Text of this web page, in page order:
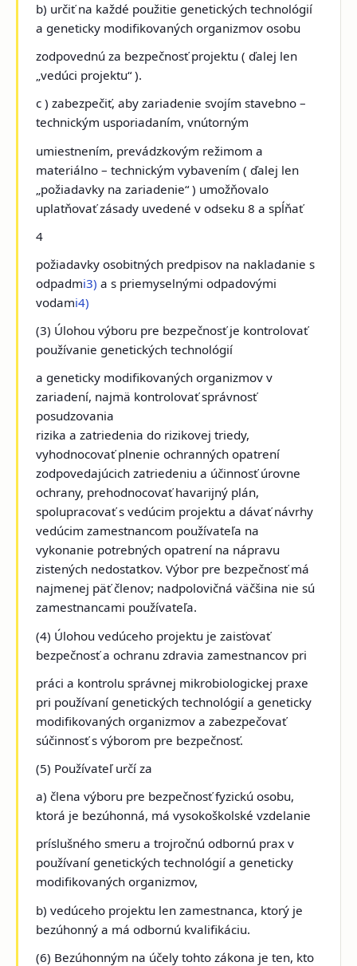
b) určiť na každé použitie genetických technológií
a geneticky modifikovaných organizmov osobu
zodpovednú za bezpečnosť projektu ( ďalej len
„vedúci projektu“ ).
c ) zabezpečiť, aby zariadenie svojím stavebno –
technickým usporiadaním, vnútorným
umiestnením, prevádzkovým režimom a
materiálno – technickým vybavením ( ďalej len
„požiadavky na zariadenie“ ) umožňovalo
uplatňovať zásady uvedené v odseku 8 a spĺňať
4
požiadavky osobitných predpisov na nakladanie s
odpadmi3) a s priemyselnými odpadovými
vodami4)
(3) Úlohou výboru pre bezpečnosť je kontrolovať
používanie genetických technológií
a geneticky modifikovaných organizmov v
zariadení, najmä kontrolovať správnosť
posudzovania
rizika a zatriedenia do rizikovej triedy,
vyhodnocovať plnenie ochranných opatrení
zodpovedajúcich zatriedeniu a účinnosť úrovne
ochrany, prehodnocovať havarijný plán,
spolupracovať s vedúcim projektu a dávať návrhy
vedúcim zamestnancom používateľa na
vykonanie potrebných opatrení na nápravu
zistených nedostatkov. Výbor pre bezpečnosť má
najmenej päť členov; nadpolovičná väčšina nie sú
zamestnancami používateľa.
(4) Úlohou vedúceho projektu je zaisťovať
bezpečnosť a ochranu zdravia zamestnancov pri
práci a kontrolu správnej mikrobiologickej praxe
pri používaní genetických technológií a geneticky
modifikovaných organizmov a zabezpečovať
súčinnosť s výborom pre bezpečnosť.
(5) Používateľ určí za
a) člena výboru pre bezpečnosť fyzickú osobu,
ktorá je bezúhonná, má vysokoškolské vzdelanie
príslušného smeru a trojročnú odbornú prax v
používaní genetických technológií a geneticky
modifikovaných organizmov,
b) vedúceho projektu len zamestnanca, ktorý je
bezúhonný a má odbornú kvalifikáciu.
(6) Bezúhonným na účely tohto zákona je ten, kto